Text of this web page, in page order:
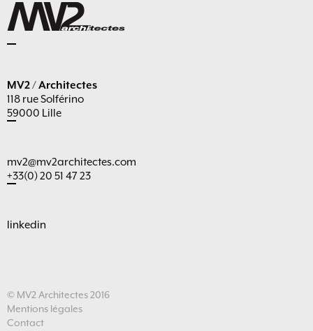
MV2 / Architectes
118 rue Solférino
59000 Lille
mv2@mv2architectes.com
+33(0) 20 51 47 23
linkedin
© MV2 Architectes 2016
Mentions légales
Contact